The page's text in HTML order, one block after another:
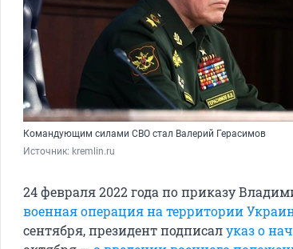
Командующим силами СВО стал Валерий Герасимов
Источник: kremlin.ru
24 февраля 2022 года по приказу
военная операция на территории
сентября, президент подписалуказ о